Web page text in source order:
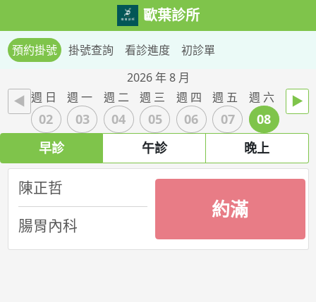
歐葉診所
預約掛號 掛號查詢 看診進度
初診單
2026 年 8 月
◄ 週 日
02
週 一
03
週 二
04
週 三
05
週 四
06
週 五
07
週 六
08
►
早診 午診 晚上
陳正哲
腸胃內科
約滿